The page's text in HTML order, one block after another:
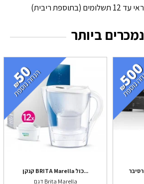
ריבית)
ביותר
קנקן BRITA Marella כול...
דגם Brita Marella